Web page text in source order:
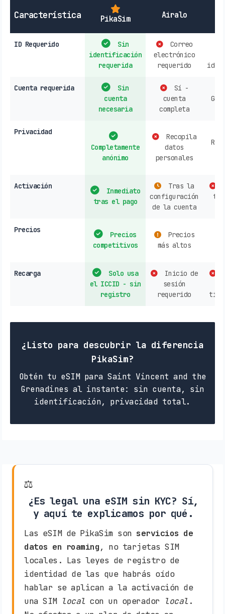
Característica PikaSim Airalo
ID Requerido
Sin
identificación
requerida
Correo
electrónico
requerido
Cuenta requerida
Sin
cuenta
necesaria
Sí -
cuenta
completa
Privacidad
Completamente
anónimo
Recopila
datos
personales
Activación
Inmediato
tras el pago
Tras la
configuración
de la cuenta
Precios
Precios
competitivos
Precios
más altos
Recarga
Solo usa
el ICCID - sin
registro
Inicio de
sesión
requerido
¿Listo para descubrir la diferencia
PikaSim?
Obtén tu eSIM para Saint Vincent and the
Grenadines al instante: sin cuenta, sin
identificación, privacidad total.
⚖️
¿Es legal una eSIM sin KYC? Sí,
y aquí te explicamos por qué.
Las eSIM de PikaSim son servicios de
datos en roaming, no tarjetas SIM
locales. Las leyes de registro de
identidad de las que habrás oído
hablar se aplican a la activación de
una SIM local con un operador local .